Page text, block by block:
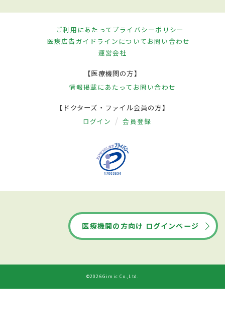
ご利用にあたってプライバシーポリシー
医療広告ガイドラインについてお問い合わせ
運営会社
【医療機関の方】
情報掲載にあたって お問い合わせ
【ドクターズ・ファイル会員の方】
ログイン 会員登録
医療機関の方向け ログインページ
©2026Gimic Co.,Ltd.